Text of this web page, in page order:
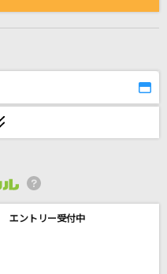
エントリー受付中